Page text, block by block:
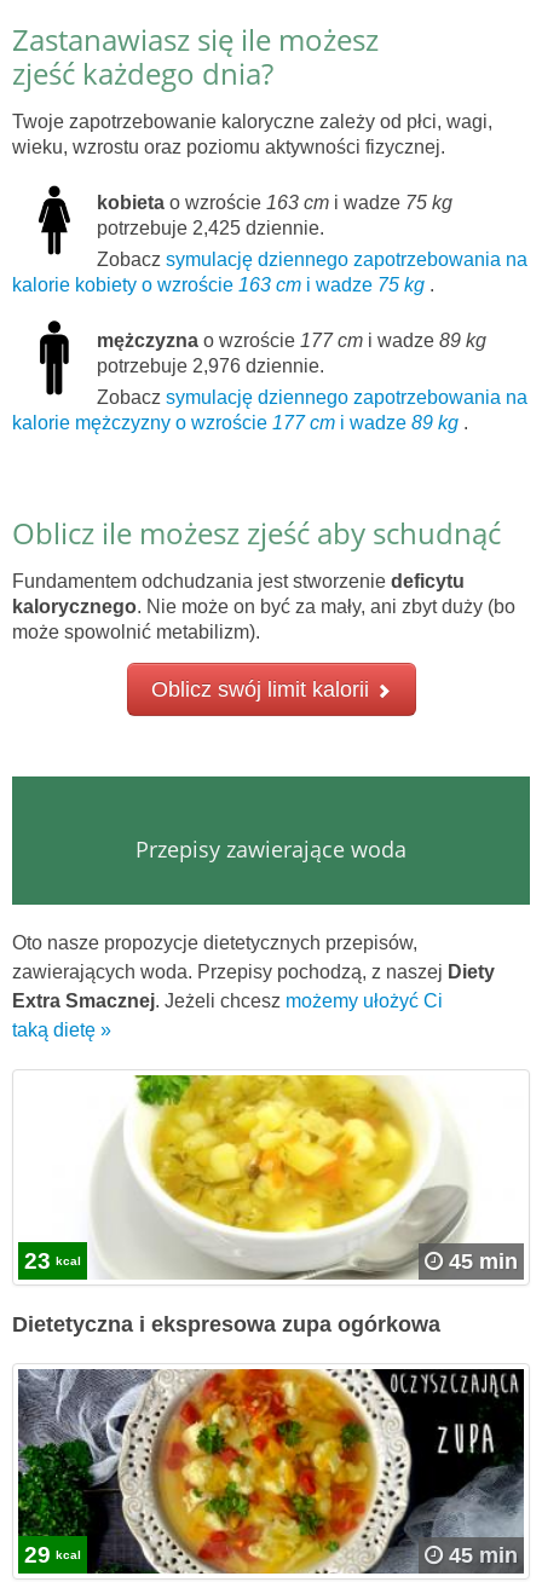
Zastanawiasz się ile możesz
zjeść każdego dnia?
Twoje zapotrzebowanie kaloryczne zależy od płci, wagi,
wieku, wzrostu oraz poziomu aktywności fizycznej.
kobieta o wzroście 163 cm i wadze 75 kg
potrzebuje 2,425 dziennie.
Zobacz symulację dziennego zapotrzebowania na
kalorie kobiety o wzroście 163 cm i wadze 75 kg .
mężczyzna o wzroście 177 cm i wadze 89 kg
potrzebuje 2,976 dziennie.
Zobacz symulację dziennego zapotrzebowania na
kalorie mężczyzny o wzroście 177 cm i wadze 89 kg .
Oblicz ile możesz zjeść aby schudnąć
Fundamentem odchudzania jest stworzenie deficytu
kalorycznego. Nie może on być za mały, ani zbyt duży (bo
może spowolnić metabilizm).
Oblicz swój limit kalorii
Przepisy zawierające woda
Oto nasze propozycje dietetycznych przepisów,
zawierających woda. Przepisy pochodzą, z naszej Diety
Extra Smacznej. Jeżeli chcesz możemy ułożyć Ci
taką dietę »
23 kcal 45 min
Dietetyczna i ekspresowa zupa ogórkowa
29 kcal 45 min